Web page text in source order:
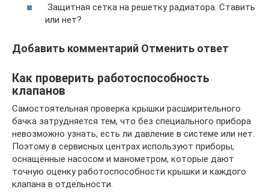
Защитная сетка на решетку радиатора. Ставить
или нет?
Добавить комментарий Отменить ответ
Как проверить работоспособность
клапанов
Самостоятельная проверка крышки расширительного
бачка затрудняется тем, что без специального прибора
невозможно узнать, есть ли давление в системе или нет.
Поэтому в сервисных центрах используют приборы,
оснащённые насосом и манометром, которые дают
точную оценку работоспособности крышки и каждого
клапана в отдельности.